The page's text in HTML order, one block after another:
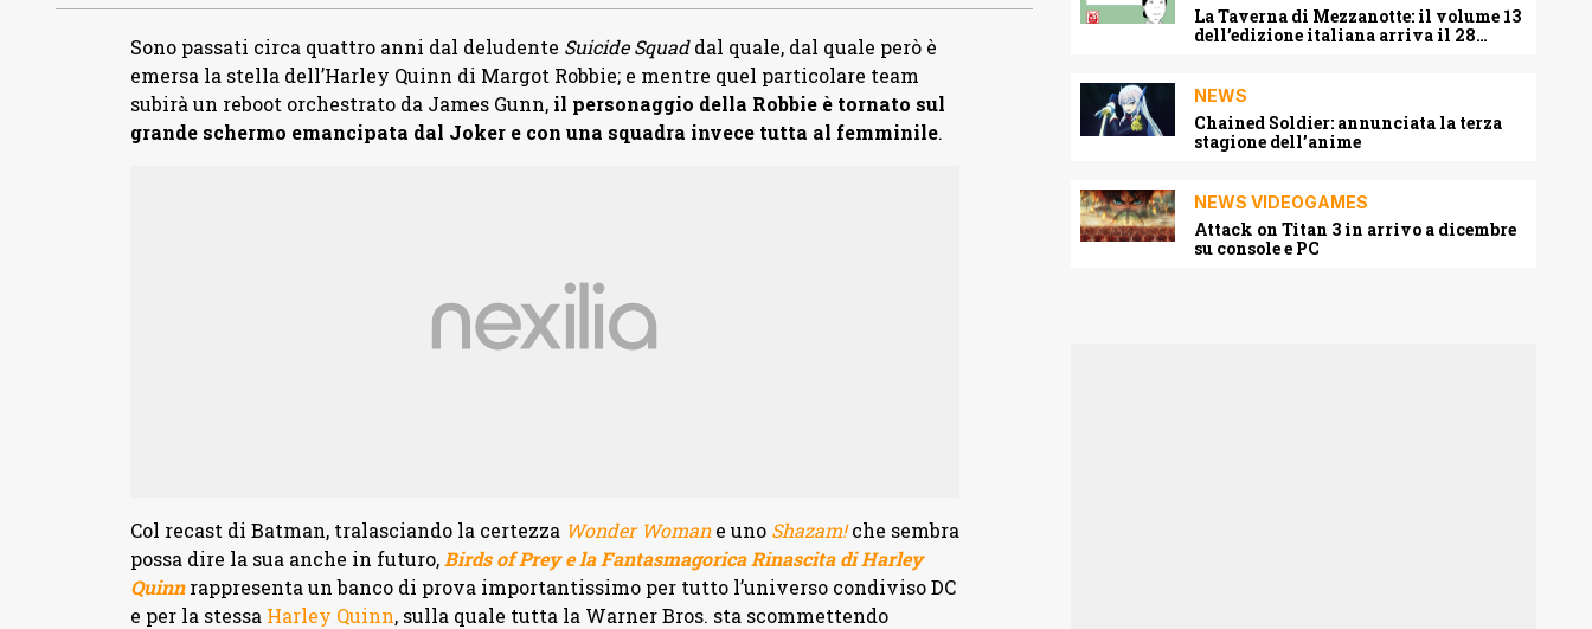
Sono passati circa quattro anni dal deludente Suicide Squaddal quale, dal quale però è
emersa la stella dell’Harley Quinn di Margot Robbie; e mentre quel particolare team
subirà un reboot orchestrato da James Gunn, il personaggio della Robbie è tornato sul
grande schermo emancipata dal Joker e con una squadra invece tutta al femminile.
Col recast di Batman, tralasciando la certezza Wonder Woman e uno Shazam! che sembra
possa dire la sua anche in futuro,Birds of Prey e la Fantasmagorica Rinascita di Harley
Quinn rappresenta un banco di prova importantissimo per tutto l’universo condiviso DC
e per la stessa Harley Quinn, sulla quale tutta la Warner Bros. sta scommettendo
La Taverna di Mezzanotte: il volume 13
dell’edizione italiana arriva il 28
NEWS
Chained Soldier: annunciata la terza
stagione dell’anime
NEWS VIDEOGAMES
Attack on Titan 3 in arrivo a dicembre
su console e PC